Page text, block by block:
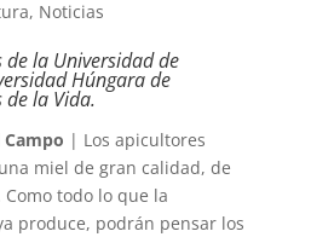
, Noticias
la Universidad de
Húngara de
de la Vida.
Campo | Los apicultores
miel de gran calidad, de
todo lo que la
produce, podrán pensar los